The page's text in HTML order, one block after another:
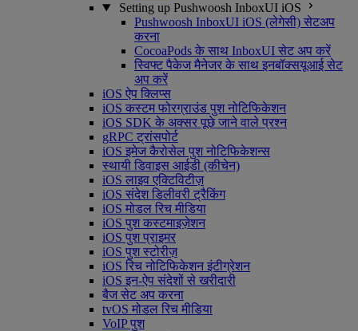
Setting up Pushwoosh InboxUI iOS
Pushwoosh InboxUI iOS (लेगेसी) सेटअप
करना
CocoaPods के साथ InboxUI सेट अप करें
स्विफ्ट पैकेज मैनेजर के साथ इनबॉक्सयूआई सेट
अप करें
iOS ऐप क्लिप्स
iOS कस्टम फोरग्राउंड पुश नोटिफिकेशन
iOS SDK के अक्सर पूछे जाने वाले प्रश्न
gRPC ट्रांसपोर्ट
iOS इमेज कैरोसेल पुश नोटिफिकेशन्स
स्थायी डिवाइस आईडी (कीचेन)
iOS लाइव एक्टिविटीज़
iOS संदेश डिलीवरी ट्रैकिंग
iOS मोडल रिच मीडिया
iOS पुश कस्टमाइज़ेशन
iOS पुश प्राइमर
iOS पुश स्टोरीज़
iOS रिच नोटिफिकेशन इंटीग्रेशन
iOS इन-ऐप संदेशों से खरीदारी
बैज सेट अप करना
tvOS मोडल रिच मीडिया
VoIP पुश